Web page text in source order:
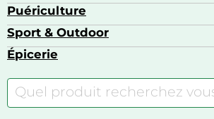
Aspirateurs souffleurs
Barbecues & planchas
Arts textiles
Bagages
Baskets
Accessoires smartphones
Appareils photo hybrides
Appareils photo numériques
Appareils photo numériques compacts
Puériculture
Chaises hautes
Jouets
Meubles à langer
Sport & Outdoor
Appareils de fitness
Camping
Caravaning
Épicerie
Autour du café
Autour du thé
Autour du vin